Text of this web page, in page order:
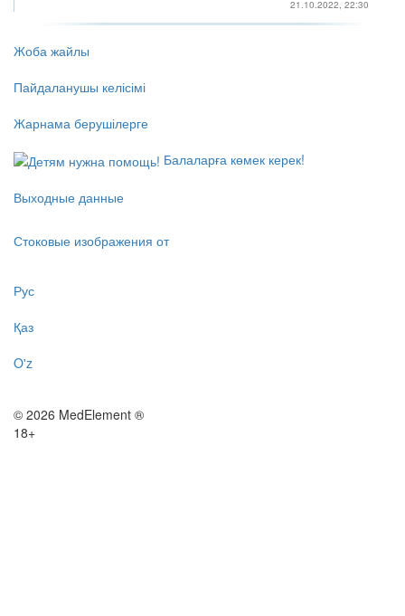
21.10.2022, 22:30
Жоба жайлы
Пайдаланушы келісімі
Жарнама берушілерге
Балаларға көмек керек!
Выходные данные
Стоковые изображения от
Рус
Қаз
O'z
© 2026 MedElement ®
18+